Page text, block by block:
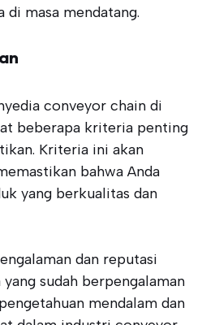
di masa mendatang.
conveyor chain di
beberapa kriteria penting
Kriteria ini akan
bahwa Anda
yang berkualitas dan
dan reputasi
yang sudah berpengalaman
mendalam dan